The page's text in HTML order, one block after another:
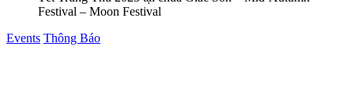
Festival – Moon Festival
Posted
Events Thông Báo